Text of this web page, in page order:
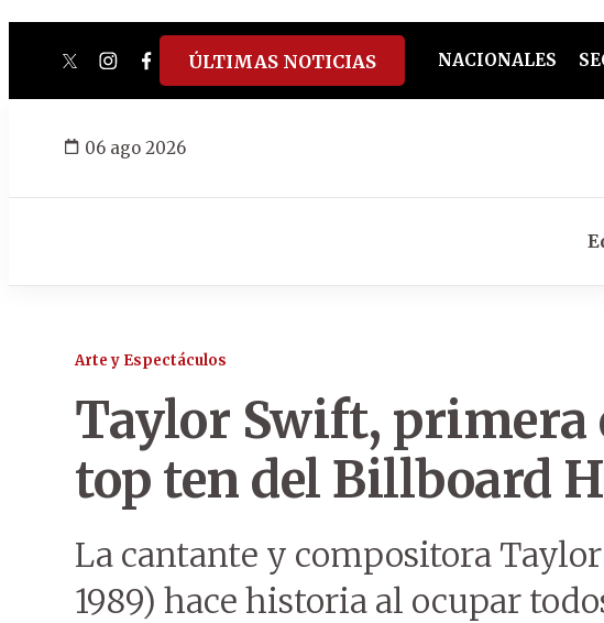
twitterinstagram
facebook
tiktokyoutube
spotify
ÚLTIMAS NOTICIAS NACIONALES
06 ago 2026
Arte y Espectáculos
Taylor Swift, primera
top ten del Billboard
La cantante y compositora
1989) hace historia al ocupar